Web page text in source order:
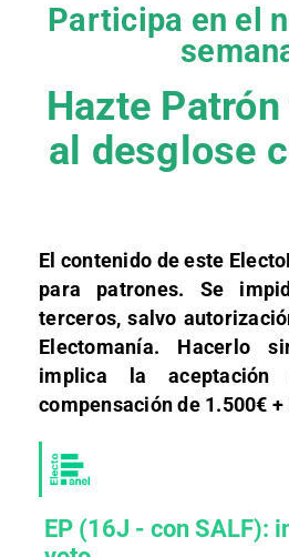
Participa en el
Hazte
al desglose
El contenido de este
para patrones. Se
terceros, salvo
Electomanía. Hacerlo
implica la
compensación de 1.500€ +